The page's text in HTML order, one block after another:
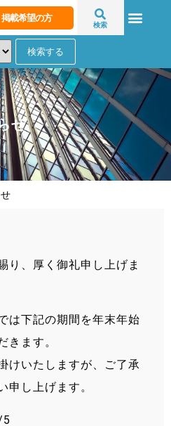
掲載希望の方
検索
せ
り、厚く御礼申し上げま
は下記の期間を年末年始
きます。
けいたしますが、ご了承
申し上げます。